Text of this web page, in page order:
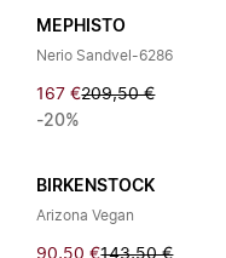
MEPHISTO
Nerio Sandvel-6286
167 €209,50 €
-20%
BIRKENSTOCK
Arizona Vegan
90,50 €143,50 €